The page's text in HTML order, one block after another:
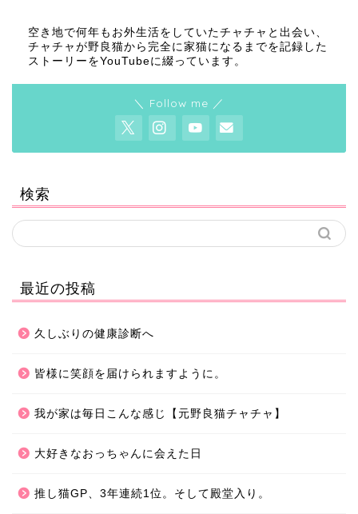
空き地で何年もお外生活をしていたチャチャと出会い、
チャチャが野良猫から完全に家猫になるまでを記録した
ストーリーをYouTubeに綴っています。
＼ Follow me ／
検索
最近の投稿
久しぶりの健康診断へ
皆様に笑顔を届けられますように。
我が家は毎日こんな感じ【元野良猫チャチャ】
大好きなおっちゃんに会えた日
推し猫GP、3年連続1位。そして殿堂入り。